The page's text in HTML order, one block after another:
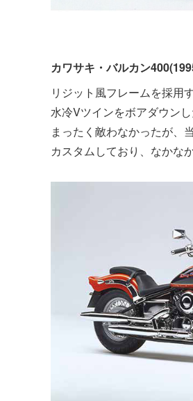
カワサキ・バルカン
リジット風フレームを採用
水冷Vツインをボアダウン
まったく敵わなかったが、
カスタムしており、なかな